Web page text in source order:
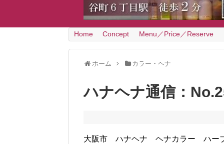
Home Concept Menu／Price／Reserve
ホーム カラー・ヘナ
ハナヘナ通信：
大阪市 ハナヘナ ヘナカラー ハー